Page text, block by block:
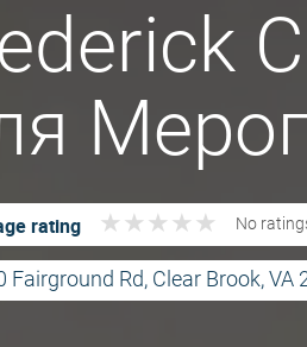
rating ★ ★ ★ ★ ★
★ ★ ★ ★ ★ No
Fairground Rd, Clear Brook, VA